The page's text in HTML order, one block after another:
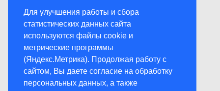
Для улучшения работы и сбора
статистических данных сайта
используются файлы cookie и
метрические программы
(Яндекс.Метрика). Продолжая работу с
сайтом, Вы даете согласие на обработку
персональных данных, а также